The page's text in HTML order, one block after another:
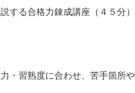
する合格力錬成講座（４５分）
・習熟度に合わせ、苦手箇所や